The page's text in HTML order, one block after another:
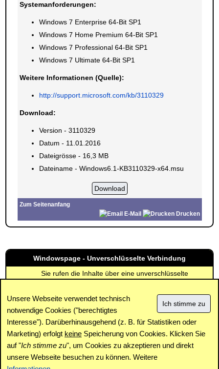
Systemanforderungen:
Windows 7 Enterprise 64-Bit SP1
Windows 7 Home Premium 64-Bit SP1
Windows 7 Professional 64-Bit SP1
Windows 7 Ultimate 64-Bit SP1
Weitere Informationen (Quelle):
http://support.microsoft.com/kb/3110329
Download:
Version - 3110329
Datum - 11.01.2016
Dateigrösse - 16,3 MB
Dateiname - Windows6.1-KB3110329-x64.msu
Zum Seitenanfang
E-Mail
Drucken
Unsere Webseite verwendet technisch
notwendige Cookies ("berechtigtes
Interesse"). Darüberhinausgehend (z. B. für Statistiken oder
Marketing) erfolgt keine Speicherung von Cookies. Klicken Sie
auf "Ich stimme zu", um Cookies zu akzeptieren und direkt
unsere Webseite besuchen zu können. Weitere
Windowspage - Unverschlüsselte Verbindung
Sie rufen die Inhalte über eine unverschlüsselte
verschlüsselte Verbindung (SSL) abgerufen werden:
https://www.windowspage.de/updates/017224.html
Impressum | Kontakt | Datenschutz / Cookies |
SPAM /
Abuse
| Newsletter | Forum